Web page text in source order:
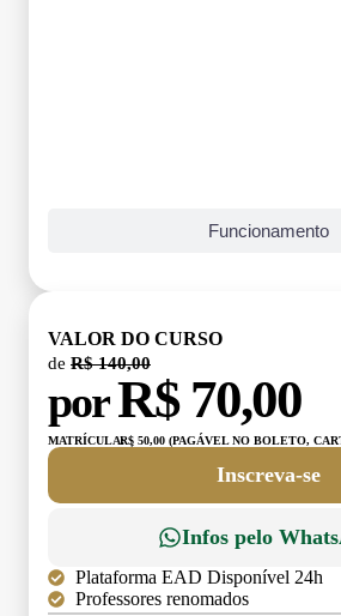
Funcionamento
VALOR DO CURSO
de R$ 140,00
porR$ 70,00
MATRÍCULA:R$ 50,00 (PAGÁVEL NO BOLETO,
Inscreva-se
Infos pelo
Plataforma EAD Disponível 24h
Professores renomados